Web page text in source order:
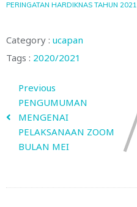
PERINGATAN HARDIKNAS TAHUN 2021
Category : ucapan
Tags : 2020/2021
Previous
PENGUMUMAN
MENGENAI
PELAKSANAAN ZOOM
BULAN MEI